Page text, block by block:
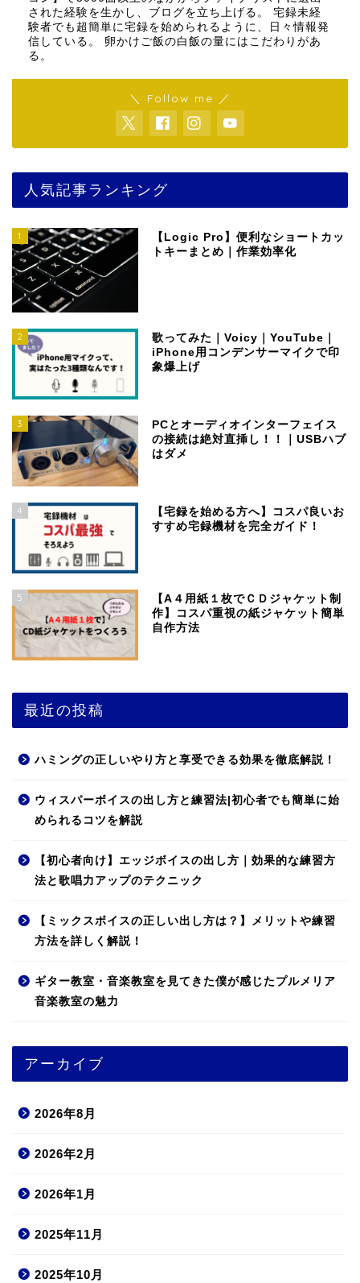
された経験を生かし、ブログを立ち上げる。 宅録未経
験者でも超簡単に宅録を始められるように、日々情報発
信している。 卵かけご飯の白飯の量にはこだわりがあ
る。
＼ Follow me ／
人気記事ランキング
1
【Logic Pro】便利なショートカッ
トキーまとめ｜作業効率化
2
歌ってみた｜Voicy｜YouTube｜
iPhone用コンデンサーマイクで印
象爆上げ
3
PCとオーディオインターフェイス
の接続は絶対直挿し！！｜USBハブ
はダメ
4
【宅録を始める方へ】コスパ良いお
すすめ宅録機材を完全ガイド！
5
【A４用紙１枚でＣＤジャケット制
作】コスパ重視の紙ジャケット簡単
自作方法
最近の投稿
ハミングの正しいやり方と享受できる効果を徹底解説！
ウィスパーボイスの出し方と練習法|初心者でも簡単に始
められるコツを解説
【初心者向け】エッジボイスの出し方｜効果的な練習方
法と歌唱力アップのテクニック
【ミックスボイスの正しい出し方は？】メリットや練習
方法を詳しく解説！
ギター教室・音楽教室を見てきた僕が感じたプルメリア
音楽教室の魅力
アーカイブ
2026年8月
2026年2月
2026年1月
2025年11月
2025年10月